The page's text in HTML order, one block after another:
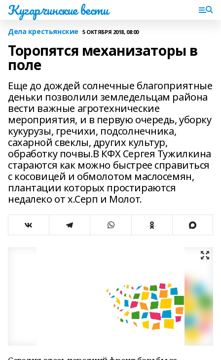
Кугарчинские вести
Дела крестьянские 5 ОКТЯБРЯ 2018, 08:00
Торопятся механизаторы в
поле
Еще до дождей солнечные благоприятные
деньки позволили земледельцам района
вести важные агротехнические
мероприятия, и в первую очередь, уборку
кукурузы, гречихи, подсолнечника,
сахарной свеклы, других культур,
обработку почвы.В КФХ Сергея Тужилкина
стараются как можно быстрее справиться
с косовицей и обмолотом маслосемян,
плантации которых простираются
недалеко от х.Серп и Молот.